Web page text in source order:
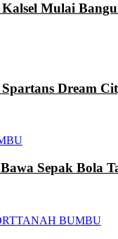
Mulai
Dream
Sepak Bola
TANAH BUMBU